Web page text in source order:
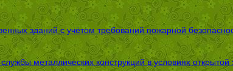
зданий с учётом требований пожарной
металлических конструкций в условиях открытой